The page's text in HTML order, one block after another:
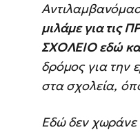
μιλάμε για τις
ΣΧΟΛΕΙΟ εδώ
δρόμος για την
στα σχολεία,
Εδώ δεν χωράνε